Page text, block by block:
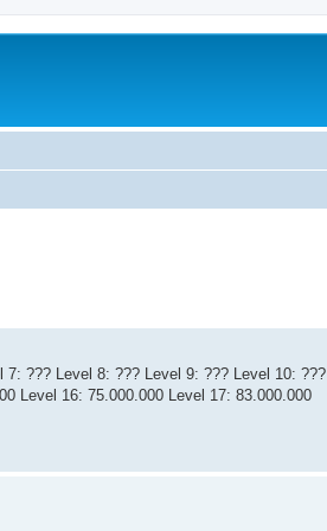
??? Level 8: ??? Level 9: ??? Level 10: ???
Level 16: 75.000.000 Level 17: 83.000.000